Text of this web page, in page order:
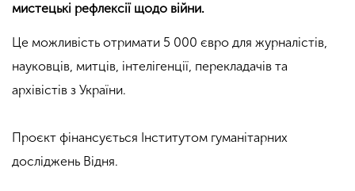
мистецькі рефлексії щодо війни.
Це можливість отримати 5 000 євро для журналістів,
науковців, митців, інтелігенції, перекладачів та
архівістів з України.
Проєкт фінансується Інститутом гуманітарних
досліджень Відня.